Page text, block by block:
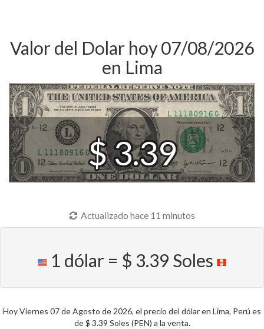
Valor del Dolar hoy 07/08/2026
en Lima
$ 3.39
Actualizado hace 11 minutos
1 dólar = $ 3.39 Soles
Hoy Viernes 07 de Agosto de 2026, el precio del dólar en Lima, Perú es
de $ 3.39 Soles (PEN) a la venta.